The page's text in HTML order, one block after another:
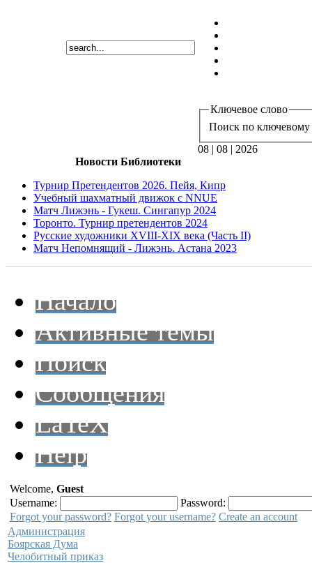
Ключевое слово
Поиск по ключевому
08 | 08 | 2026
Новости Библиотеки
Турнир Претендентов 2026. Пейя, Кипр
Учебный шахматный движок с NNUE
Матч Лижэнь - Гукеш. Сингапур 2024
Торонто. Турнир претендентов 2024
Русские художники XVIII-XIX века (Часть II)
Матч Непомнящий - Лижэнь. Астана 2023
Начало
Активные темы
Поиск
Сообщения
LaTeX
Help
Welcome, Guest
Username:
Password:
Forgot your password? Forgot your username? Create an account
Администрация
Боярская Дума
Челобитный приказ